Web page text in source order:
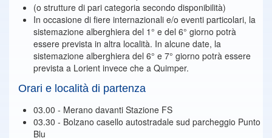
(o strutture di pari categoria secondo disponibilità)
In occasione di fiere internazionali e/o eventi particolari, la
sistemazione alberghiera del 1° e del 6° giorno potrà
essere prevista in altra località. In alcune date, la
sistemazione alberghiera del 6° e 7° giorno potrà essere
prevista a Lorient invece che a Quimper.
Orari e località di partenza
03.00 - Merano davanti Stazione FS
03.30 - Bolzano casello autostradale sud parcheggio Punto
Blu